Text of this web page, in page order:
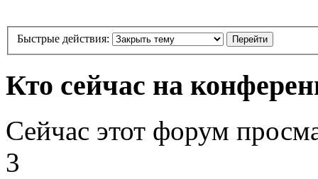
Быстрые действия:
Кто сейчас на
Сейчас этот форум
3